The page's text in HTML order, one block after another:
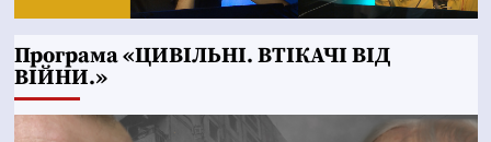
Програма «ЦИВІЛЬНІ. ВТІКАЧІ ВІД
ВІЙНИ.»